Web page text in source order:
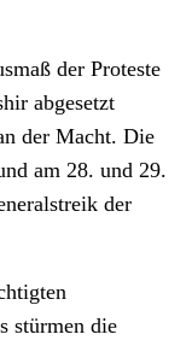
der Proteste
abgesetzt
der Macht. Die
am 28. und 29.
der
stürmen die